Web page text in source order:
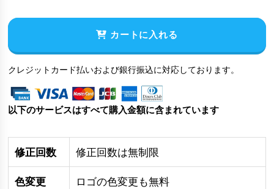
カートに入れる
クレジットカード払いおよび銀行振込に対応しております。
以下のサービスはすべて購入金額に含まれています
修正回数 修正回数は無制限
色変更 ロゴの色変更も無料